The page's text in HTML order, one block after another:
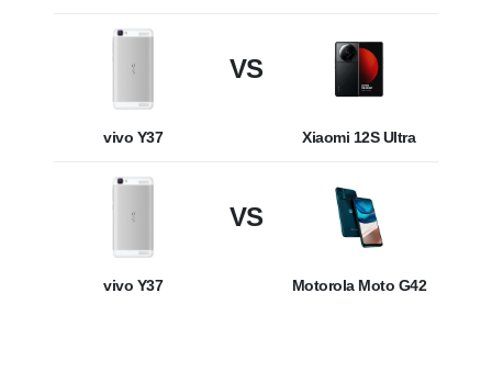
vivo Y37
VS
Xiaomi 12S Ultra
vivo Y37
VS
Motorola Moto G42